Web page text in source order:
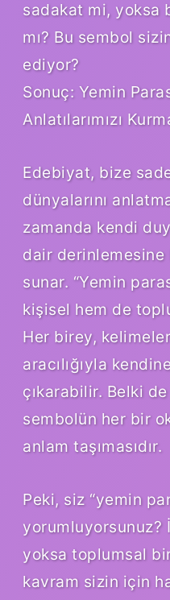
sadakat mi, yoksa
mı? Bu sembol
ediyor?
Sonuç: Yemin
Anlatılarımızı
Edebiyat, bize
dünyalarını
zamanda kendi
dair derinlemesine
sunar. “Yemin
kişisel hem de
Her birey,
aracılığıyla
çıkarabilir. Belki
sembolün her bir
anlam taşımasıdır.
Peki, siz “yemin
yorumluyorsunuz?
yoksa toplumsal
kavram sizin için